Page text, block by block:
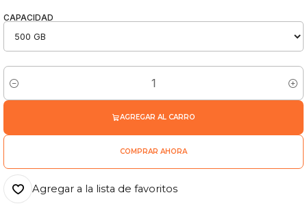
CAPACIDAD
Cantidad
AGREGAR AL CARRO
COMPRAR AHORA
Agregar a la lista de favoritos